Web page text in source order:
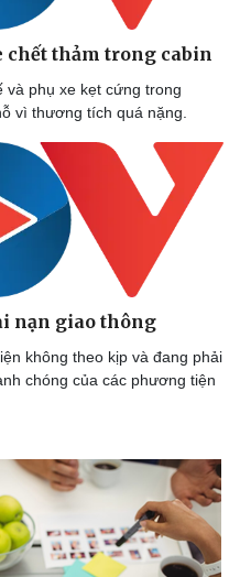
thảm trong cabin
và phụ xe kẹt cứng trong
vì thương tích quá nặng.
nạn giao thông
không theo kịp và đang phải
chóng của các phương tiện